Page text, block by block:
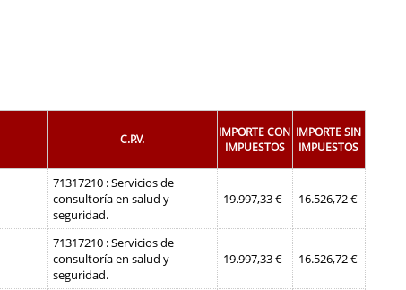
C.P.V.
IMPORTE CON
IMPUESTOS
IMPORTE SIN
IMPUESTOS
71317210 : Servicios de
consultoría en salud y
seguridad.
19.997,33 € 16.526,72 €
71317210 : Servicios de
consultoría en salud y
seguridad.
19.997,33 € 16.526,72 €